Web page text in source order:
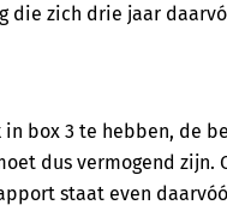
die zich drie jaar
box 3 te hebben, de
dus vermogend zijn.
staat even